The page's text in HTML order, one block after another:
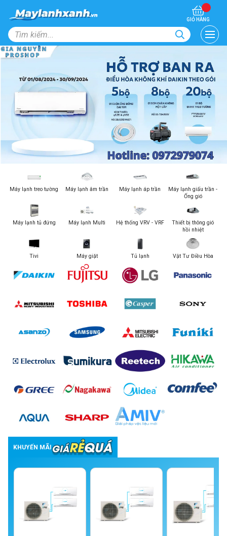
GIỎ HÀNG
Máy lạnh treo tường Máy lạnh âm trần Máy lạnh áp trần
Máy lạnh giấu trần -
Ống gió
Máy lạnh tủ đứng Máy lạnh Multi Hệ thống VRV - VRF
Thiết bị thông gió
hồi nhiệt
Tivi Máy giặt Tủ lạnh Vật Tư Điều Hòa
KHUYẾN MÃI